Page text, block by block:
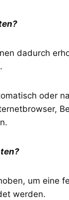
dadurch
oder
um eine
werden.